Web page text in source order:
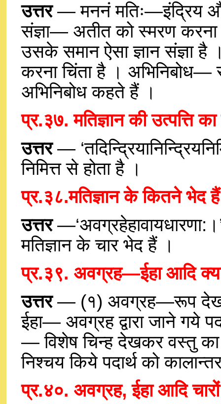
उत्तर— मननं मतिः—इंद्रिय
संज्ञा— अतीत को स्मरण करना
उसके समान ऐसा ज्ञान संज्ञा
करना चिंता है । अभिनिबोध—
अभिनिबोध कहते हैं ।
प्र.३७. मतिज्ञान की उत्पत्ति
उत्तर—
निमित्त से होता है ।
प्र.३८.मतिज्ञान के कितने भेद
उत्तर
मतिज्ञान के चार भेद हैं ।
प्र.३९. अवग्रह—ईहा आदि
उत्तर— (१) अवग्रह—रूप
ईहा— अवग्रह द्वारा जाने गये
— विशेष चिन्ह देखकर वस्तु का
निश्चय किये पदार्थ को
प्र.४०. अवग्रह, ईहा आदि